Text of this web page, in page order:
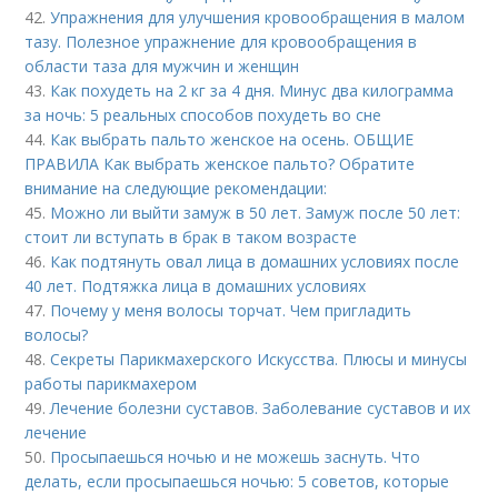
42.Упражнения для улучшения кровообращения в малом
тазу. Полезное упражнение для кровообращения в
области таза для мужчин и женщин
43. Как похудеть на 2 кг за 4 дня. Минус два килограмма
за ночь: 5 реальных способов похудеть во сне
44. Как выбрать пальто женское на осень. ОБЩИЕ
ПРАВИЛА Как выбрать женское пальто? Обратите
внимание на следующие рекомендации:
45. Можно ли выйти замуж в 50 лет. Замуж после 50 лет:
стоит ли вступать в брак в таком возрасте
46. Как подтянуть овал лица в домашних условиях после
40 лет. Подтяжка лица в домашних условиях
47. Почему у меня волосы торчат. Чем пригладить
волосы?
48.Секреты Парикмахерского Искусства. Плюсы и минусы
работы парикмахером
49.Лечение болезни суставов. Заболевание суставов и их
лечение
50. Просыпаешься ночью и не можешь заснуть. Что
делать, если просыпаешься ночью: 5 советов, которые